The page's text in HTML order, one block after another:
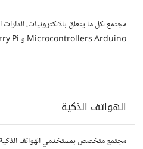
مجتمع لكل ما يتعلق بالالكترونيات، الدارات
Microcontrollers Arduino و Raspberry Pi.
الهواتف الذكية
مجتمع متخصص بمستخدمي الهواتف الذكية